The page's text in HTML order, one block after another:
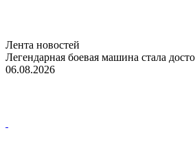
Лента новостей
Легендарная боевая машина стала
06.08.2026